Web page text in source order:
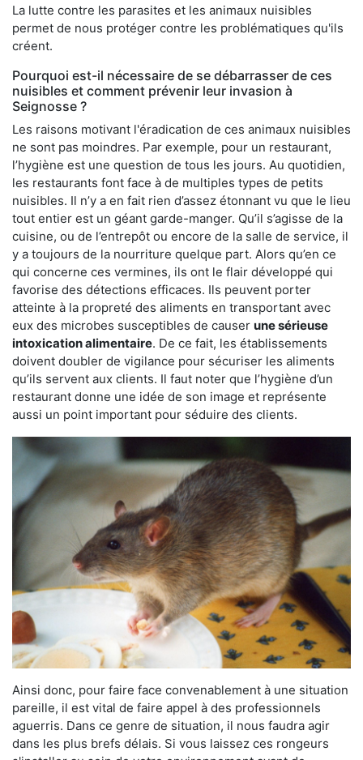
La lutte contre les parasites et les animaux nuisibles
permet de nous protéger contre les problématiques qu'ils
créent.
Pourquoi est-il nécessaire de se débarrasser de ces
nuisibles et comment prévenir leur invasion à
Seignosse ?
Les raisons motivant l'éradication de ces animaux nuisibles
ne sont pas moindres. Par exemple, pour un restaurant,
l’hygiène est une question de tous les jours. Au quotidien,
les restaurants font face à de multiples types de petits
nuisibles. Il n’y a en fait rien d’assez étonnant vu que le lieu
tout entier est un géant garde-manger. Qu’il s’agisse de la
cuisine, ou de l’entrepôt ou encore de la salle de service, il
y a toujours de la nourriture quelque part. Alors qu’en ce
qui concerne ces vermines, ils ont le flair développé qui
favorise des détections efficaces. Ils peuvent porter
atteinte à la propreté des aliments en transportant avec
eux des microbes susceptibles de causer une sérieuse
intoxication alimentaire. De ce fait, les établissements
doivent doubler de vigilance pour sécuriser les aliments
qu’ils servent aux clients. Il faut noter que l’hygiène d’un
restaurant donne une idée de son image et représente
aussi un point important pour séduire des clients.
Ainsi donc, pour faire face convenablement à une situation
pareille, il est vital de faire appel à des professionnels
aguerris. Dans ce genre de situation, il nous faudra agir
dans les plus brefs délais. Si vous laissez ces rongeurs